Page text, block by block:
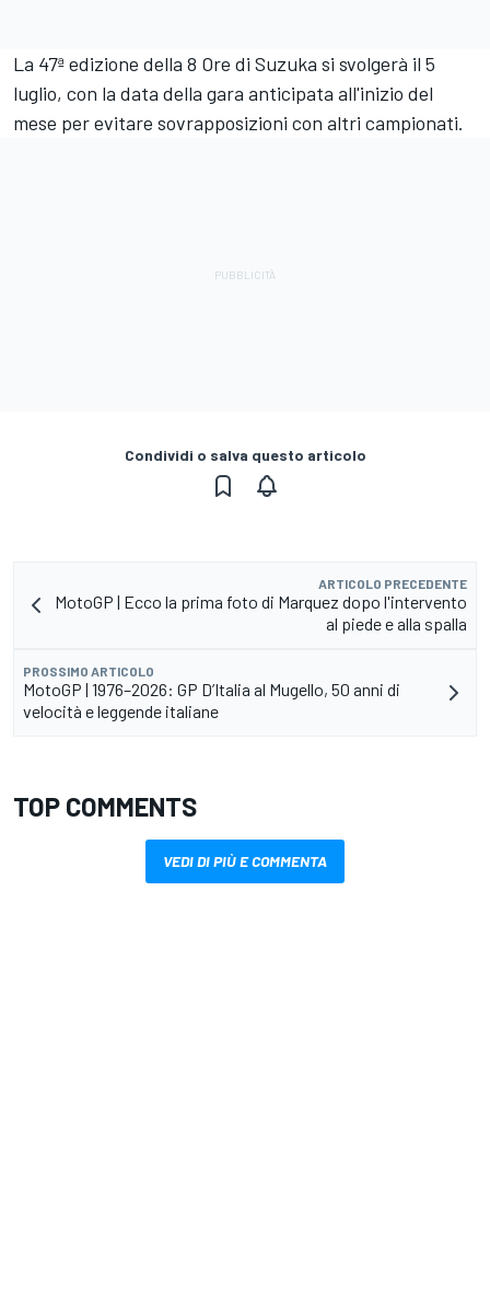
La 47ª edizione della 8 Ore di Suzuka si svolgerà il 5
luglio, con la data della gara anticipata all'inizio del
mese per evitare sovrapposizioni con altri campionati.
Condividi o salva questo articolo
ARTICOLO PRECEDENTE
MotoGP | Ecco la prima foto di Marquez dopo l'intervento
al piede e alla spalla
PROSSIMO ARTICOLO
MotoGP | 1976–2026: GP D’Italia al Mugello, 50 anni di
velocità e leggende italiane
TOP COMMENTS
VEDI DI PIÙ E COMMENTA